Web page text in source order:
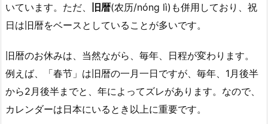
いています。ただ、 旧暦(农历/nóng lì)も併用しており、祝
日は旧暦をベースとしていることが多いです。
旧暦のお休みは、当然ながら、毎年、日程が変わります。
例えば、「春节」は旧暦の一月一日ですが、毎年、1月後半
から2月後半までと、年によってズレがあります。なので、
カレンダーは日本にいるとき以上に重要です。